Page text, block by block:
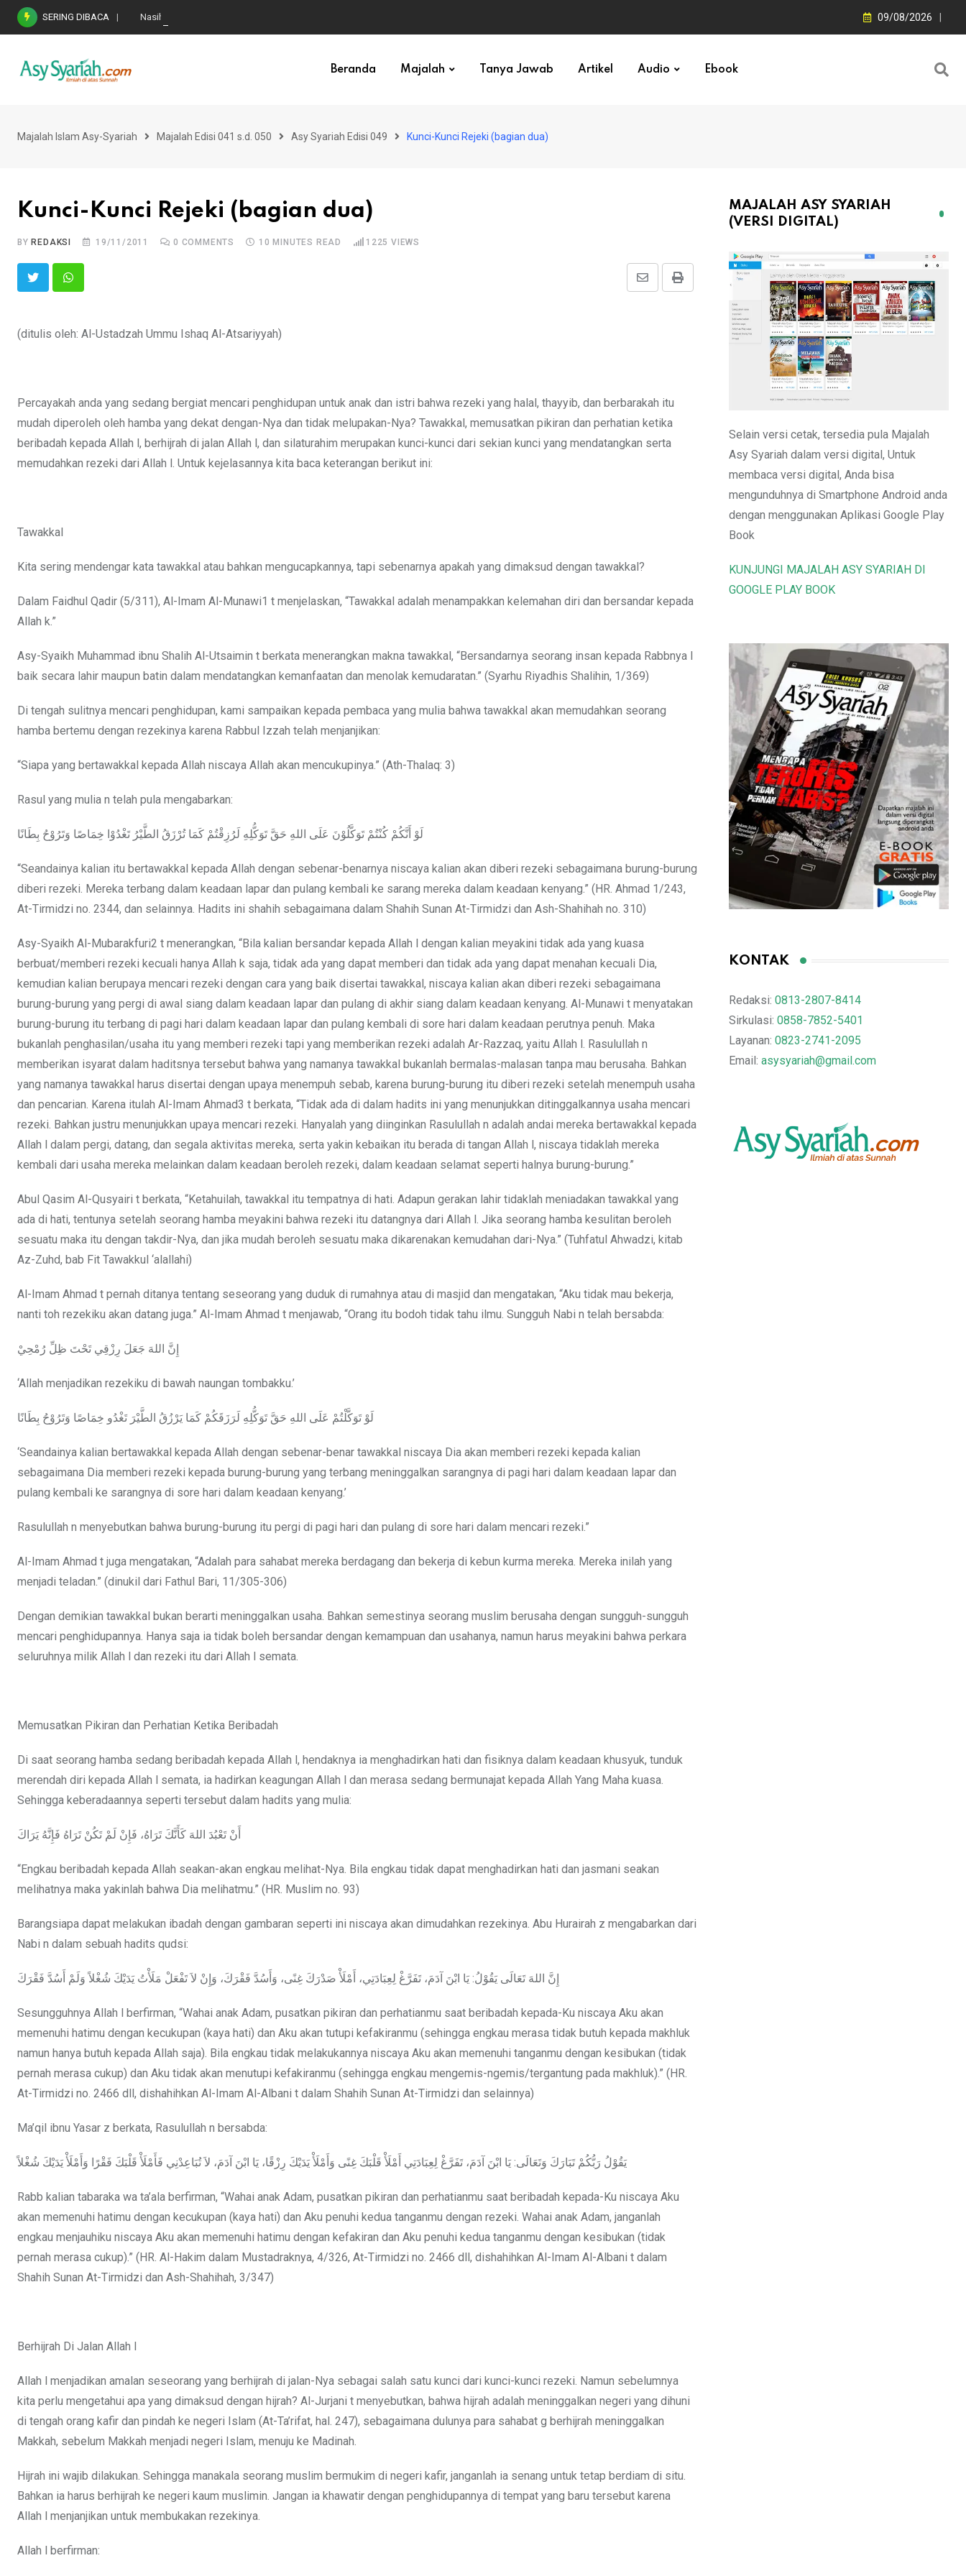
Skip
SERING DIBACA Nasihat Emas di Masa Fitnah (Ujian/Perselisihan) 09/08/2026
Beranda Majalah Tanya Jawab Artikel Audio Ebook
Majalah Islam Asy-Syariah Majalah Edisi 041 s.d. 050 Asy Syariah Edisi 049 Kunci-Kunci Rejeki (bagian dua)
Kunci-Kunci Rejeki (bagian dua)
BY REDAKSI 19/11/2011 0 COMMENTS 10 MINUTES READ 1225 VIEWS
Print
Share
(ditulis oleh: Al-Ustadzah Ummu Ishaq Al-Atsariyyah)
Percayakah anda yang sedang bergiat mencari penghidupan untuk anak dan istri bahwa rezeki yang halal, thayyib, dan berbarakah itu
mudah diperoleh oleh hamba yang dekat dengan-Nya dan tidak melupakan-Nya? Tawakkal, memusatkan pikiran dan perhatian ketika
beribadah kepada Allah l, berhijrah di jalan Allah l, dan silaturahim merupakan kunci-kunci dari sekian kunci yang mendatangkan serta
memudahkan rezeki dari Allah l. Untuk kejelasannya kita baca keterangan berikut ini:
Tawakkal
Kita sering mendengar kata tawakkal atau bahkan mengucapkannya, tapi sebenarnya apakah yang dimaksud dengan tawakkal?
Dalam Faidhul Qadir (5/311), Al-Imam Al-Munawi1 t menjelaskan, “Tawakkal adalah menampakkan kelemahan diri dan bersandar kepada
Allah k.”
Asy-Syaikh Muhammad ibnu Shalih Al-Utsaimin t berkata menerangkan makna tawakkal, “Bersandarnya seorang insan kepada Rabbnya l
baik secara lahir maupun batin dalam mendatangkan kemanfaatan dan menolak kemudaratan.” (Syarhu Riyadhis Shalihin, 1/369)
Di tengah sulitnya mencari penghidupan, kami sampaikan kepada pembaca yang mulia bahwa tawakkal akan memudahkan seorang
hamba bertemu dengan rezekinya karena Rabbul Izzah telah menjanjikan:
“Siapa yang bertawakkal kepada Allah niscaya Allah akan mencukupinya.” (Ath-Thalaq: 3)
Rasul yang mulia n telah pula mengabarkan:
لَوْ أَنَّكُمْ كُنْتُمْ تَوَكَّلُوْنَ عَلَى اللهِ حَقَّ تَوَكُّلِهِ لَرُزِقْتُمْ كَمَا تُرْزَقُ الطَّيْرُ تَغْدُوْا خِمَاصًا وَتَرُوْحُ بِطَانًا
“Seandainya kalian itu bertawakkal kepada Allah dengan sebenar-benarnya niscaya kalian akan diberi rezeki sebagaimana burung-burung
diberi rezeki. Mereka terbang dalam keadaan lapar dan pulang kembali ke sarang mereka dalam keadaan kenyang.” (HR. Ahmad 1/243,
At-Tirmidzi no. 2344, dan selainnya. Hadits ini shahih sebagaimana dalam Shahih Sunan At-Tirmidzi dan Ash-Shahihah no. 310)
Asy-Syaikh Al-Mubarakfuri2 t menerangkan, “Bila kalian bersandar kepada Allah l dengan kalian meyakini tidak ada yang kuasa
berbuat/memberi rezeki kecuali hanya Allah k saja, tidak ada yang dapat memberi dan tidak ada yang dapat menahan kecuali Dia,
kemudian kalian berupaya mencari rezeki dengan cara yang baik disertai tawakkal, niscaya kalian akan diberi rezeki sebagaimana
burung-burung yang pergi di awal siang dalam keadaan lapar dan pulang di akhir siang dalam keadaan kenyang. Al-Munawi t menyatakan
burung-burung itu terbang di pagi hari dalam keadaan lapar dan pulang kembali di sore hari dalam keadaan perutnya penuh. Maka
bukanlah penghasilan/usaha itu yang memberi rezeki tapi yang memberikan rezeki adalah Ar-Razzaq, yaitu Allah l. Rasulullah n
memberikan isyarat dalam haditsnya tersebut bahwa yang namanya tawakkal bukanlah bermalas-malasan tanpa mau berusaha. Bahkan
yang namanya tawakkal harus disertai dengan upaya menempuh sebab, karena burung-burung itu diberi rezeki setelah menempuh usaha
dan pencarian. Karena itulah Al-Imam Ahmad3 t berkata, “Tidak ada di dalam hadits ini yang menunjukkan ditinggalkannya usaha mencari
rezeki. Bahkan justru menunjukkan upaya mencari rezeki. Hanyalah yang diinginkan Rasulullah n adalah andai mereka bertawakkal kepada
Allah l dalam pergi, datang, dan segala aktivitas mereka, serta yakin kebaikan itu berada di tangan Allah l, niscaya tidaklah mereka
kembali dari usaha mereka melainkan dalam keadaan beroleh rezeki, dalam keadaan selamat seperti halnya burung-burung.”
Abul Qasim Al-Qusyairi t berkata, “Ketahuilah, tawakkal itu tempatnya di hati. Adapun gerakan lahir tidaklah meniadakan tawakkal yang
ada di hati, tentunya setelah seorang hamba meyakini bahwa rezeki itu datangnya dari Allah l. Jika seorang hamba kesulitan beroleh
sesuatu maka itu dengan takdir-Nya, dan jika mudah beroleh sesuatu maka dikarenakan kemudahan dari-Nya.” (Tuhfatul Ahwadzi, kitab
Az-Zuhd, bab Fit Tawakkul ‘alallahi)
Al-Imam Ahmad t pernah ditanya tentang seseorang yang duduk di rumahnya atau di masjid dan mengatakan, “Aku tidak mau bekerja,
nanti toh rezekiku akan datang juga.” Al-Imam Ahmad t menjawab, “Orang itu bodoh tidak tahu ilmu. Sungguh Nabi n telah bersabda:
إِنَّ اللهَ جَعَلَ رِزْقِي تَحْتَ ظِلِّ رُمْحِيْ
‘Allah menjadikan rezekiku di bawah naungan tombakku.’
لَوْ تَوَكَّلْتُمْ عَلَى اللهِ حَقَّ تَوَكُّلِهِ لَرَزَقَكُمْ كَمَا يَرْزُقُ الطَّيْرَ تَغْدُو خِمَاصًا وَتَرُوْحُ بِطَانًا
‘Seandainya kalian bertawakkal kepada Allah dengan sebenar-benar tawakkal niscaya Dia akan memberi rezeki kepada kalian
sebagaimana Dia memberi rezeki kepada burung-burung yang terbang meninggalkan sarangnya di pagi hari dalam keadaan lapar dan
pulang kembali ke sarangnya di sore hari dalam keadaan kenyang.’
Rasulullah n menyebutkan bahwa burung-burung itu pergi di pagi hari dan pulang di sore hari dalam mencari rezeki.”
Al-Imam Ahmad t juga mengatakan, “Adalah para sahabat mereka berdagang dan bekerja di kebun kurma mereka. Mereka inilah yang
menjadi teladan.” (dinukil dari Fathul Bari, 11/305-306)
Dengan demikian tawakkal bukan berarti meninggalkan usaha. Bahkan semestinya seorang muslim berusaha dengan sungguh-sungguh
mencari penghidupannya. Hanya saja ia tidak boleh bersandar dengan kemampuan dan usahanya, namun harus meyakini bahwa perkara
seluruhnya milik Allah l dan rezeki itu dari Allah l semata.
Memusatkan Pikiran dan Perhatian Ketika Beribadah
Di saat seorang hamba sedang beribadah kepada Allah l, hendaknya ia menghadirkan hati dan fisiknya dalam keadaan khusyuk, tunduk
merendah diri kepada Allah l semata, ia hadirkan keagungan Allah l dan merasa sedang bermunajat kepada Allah Yang Maha kuasa.
Sehingga keberadaannya seperti tersebut dalam hadits yang mulia:
أَنْ تَعْبُدَ اللهَ كَأَنَّكَ تَرَاهُ، فَإِنْ لَمْ تَكُنْ تَرَاهُ فَإِنَّهُ يَرَاكَ
“Engkau beribadah kepada Allah seakan-akan engkau melihat-Nya. Bila engkau tidak dapat menghadirkan hati dan jasmani seakan
melihatnya maka yakinlah bahwa Dia melihatmu.” (HR. Muslim no. 93)
Barangsiapa dapat melakukan ibadah dengan gambaran seperti ini niscaya akan dimudahkan rezekinya. Abu Hurairah z mengabarkan dari
Nabi n dalam sebuah hadits qudsi:
إِنَّ اللهَ تَعَالَى يَقُوْلُ: يَا ابْنَ آدَمَ، تَفَرَّغْ لِعِبَادَتِي، أَمْلَأْ صَدْرَكَ غِنًى، وَأَسُدَّ فَقْرَكَ، وَإِنْ لاَ تَفْعَلْ مَلَأْتُ يَدَيْكَ شُغْلاً وَلَمْ أَسُدَّ فَقْرَكَ
Sesungguhnya Allah l berfirman, “Wahai anak Adam, pusatkan pikiran dan perhatianmu saat beribadah kepada-Ku niscaya Aku akan
memenuhi hatimu dengan kecukupan (kaya hati) dan Aku akan tutupi kefakiranmu (sehingga engkau merasa tidak butuh kepada makhluk
namun hanya butuh kepada Allah saja). Bila engkau tidak melakukannya niscaya Aku akan memenuhi tanganmu dengan kesibukan (tidak
pernah merasa cukup) dan Aku tidak akan menutupi kefakiranmu (sehingga engkau mengemis-ngemis/tergantung pada makhluk).” (HR.
At-Tirmidzi no. 2466 dll, dishahihkan Al-Imam Al-Albani t dalam Shahih Sunan At-Tirmidzi dan selainnya)
Ma’qil ibnu Yasar z berkata, Rasulullah n bersabda:
يَقُوْلُ رَبُّكُمْ تَبَارَكَ وَتَعَالَى: يَا ابْنَ آدَمَ، تَفَرَّغْ لِعِبَادَتِي أَمْلَأْ قَلْبَكَ غِنًى وَأَمْلَأْ يَدَيْكَ رِزْقًا، يَا ابْنَ آدَمَ، لاَ تُبَاعِدْنِي فَأَمْلَأْ قَلْبَكَ فَقْرًا وَأَمْلَأْ يَدَيْكَ شُغْلاً
Rabb kalian tabaraka wa ta’ala berfirman, “Wahai anak Adam, pusatkan pikiran dan perhatianmu saat beribadah kepada-Ku niscaya Aku
akan memenuhi hatimu dengan kecukupan (kaya hati) dan Aku penuhi kedua tanganmu dengan rezeki. Wahai anak Adam, janganlah
engkau menjauhiku niscaya Aku akan memenuhi hatimu dengan kefakiran dan Aku penuhi kedua tanganmu dengan kesibukan (tidak
pernah merasa cukup).” (HR. Al-Hakim dalam Mustadraknya, 4/326, At-Tirmidzi no. 2466 dll, dishahihkan Al-Imam Al-Albani t dalam
Shahih Sunan At-Tirmidzi dan Ash-Shahihah, 3/347)
Berhijrah Di Jalan Allah l
Allah l menjadikan amalan seseorang yang berhijrah di jalan-Nya sebagai salah satu kunci dari kunci-kunci rezeki. Namun sebelumnya
kita perlu mengetahui apa yang dimaksud dengan hijrah? Al-Jurjani t menyebutkan, bahwa hijrah adalah meninggalkan negeri yang dihuni
di tengah orang kafir dan pindah ke negeri Islam (At-Ta’rifat, hal. 247), sebagaimana dulunya para sahabat g berhijrah meninggalkan
Makkah, sebelum Makkah menjadi negeri Islam, menuju ke Madinah.
Hijrah ini wajib dilakukan. Sehingga manakala seorang muslim bermukim di negeri kafir, janganlah ia senang untuk tetap berdiam di situ.
Bahkan ia harus berhijrah ke negeri kaum muslimin. Jangan ia khawatir dengan penghidupannya di tempat yang baru tersebut karena
Allah l menjanjikan untuk membukakan rezekinya.
Allah l berfirman:
MAJALAH ASY SYARIAH
(VERSI DIGITAL)
Selain versi cetak, tersedia pula Majalah
Asy Syariah dalam versi digital, Untuk
membaca versi digital, Anda bisa
mengunduhnya di Smartphone Android anda
dengan menggunakan Aplikasi Google Play
Book
KUNJUNGI MAJALAH ASY SYARIAH DI
GOOGLE PLAY BOOK
KONTAK
Redaksi: 0813-2807-8414
Sirkulasi: 0858-7852-5401
Layanan: 0823-2741-2095
Email: asysyariah@gmail.com